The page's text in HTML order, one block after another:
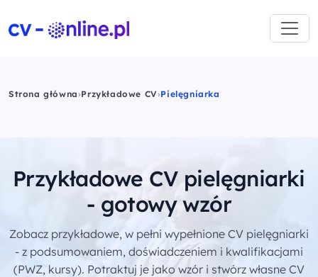
Strona główna›Przykładowe CV›Pielęgniarka
Przykładowe CV pielęgniarki
- gotowy wzór
Zobacz przykładowe, w pełni wypełnione CV pielęgniarki
- z podsumowaniem, doświadczeniem i kwalifikacjami
(PWZ, kursy). Potraktuj je jako wzór i stwórz własne CV